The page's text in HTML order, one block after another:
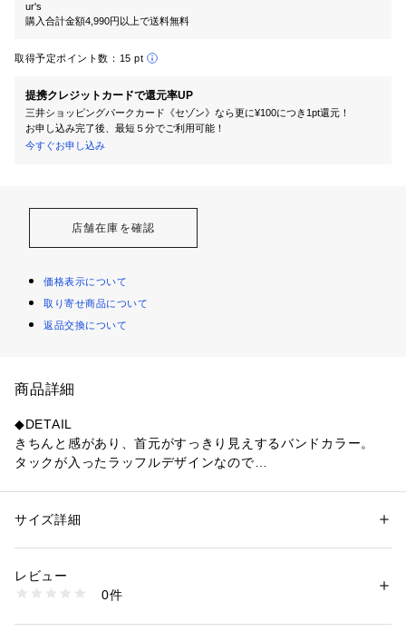
ur's
購入合計金額4,990円以上で送料無料
取得予定ポイント数： 15 pt
提携クレジットカードで還元率UP
三井ショッピングパークカード《セゾン》なら更に¥100につき1pt還元！
お申し込み完了後、最短５分でご利用可能！
今すぐお申し込み
店舗在庫を確認
価格表示について
取り寄せ商品について
返品交換について
商品詳細
◆DETAIL
きちんと感があり、首元がすっきり見えするバンドカラー。
タックが入ったラッフルデザインなので
◆FABRIC
性別：レディース
素材：再生繊維(テンセル) 70%
生産国：中国
2430100002555
サイズ詳細
レビュー
0件